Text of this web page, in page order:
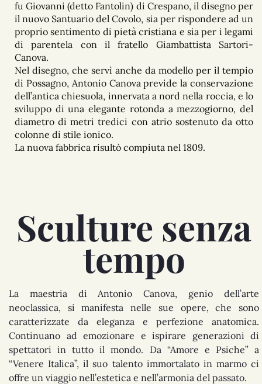
fu Giovanni (detto Fantolin) di Crespano, il disegno per
il nuovo Santuario del Covolo, sia per rispondere ad un
proprio sentimento di pietà cristiana e sia per i legami
di parentela con il fratello Giambattista Sartori-
Canova.
Nel disegno, che servì anche da modello per il tempio
di Possagno, Antonio Canova previde la conservazione
dell’antica chiesuola, innervata a nord nella roccia, e lo
sviluppo di una elegante rotonda a mezzogiorno, del
diametro di metri tredici con atrio sostenuto da otto
colonne di stile ionico.
La nuova fabbrica risultò compiuta nel 1809.
Sculture senza
tempo
La maestria di Antonio Canova, genio dell’arte
neoclassica, si manifesta nelle sue opere, che sono
caratterizzate da eleganza e perfezione anatomica.
Continuano ad emozionare e ispirare generazioni di
spettatori in tutto il mondo. Da “Amore e Psiche” a
“Venere Italica”, il suo talento immortalato in marmo ci
offre un viaggio nell’estetica e nell’armonia del passato.